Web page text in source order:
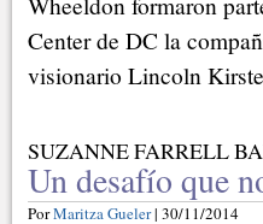
Center de DC la
visionario Lincoln
SUZANNE FARRELL
Un desafío que
PorMaritza Gueler| 30/11/2014